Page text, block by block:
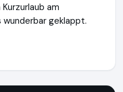
am
geklappt.